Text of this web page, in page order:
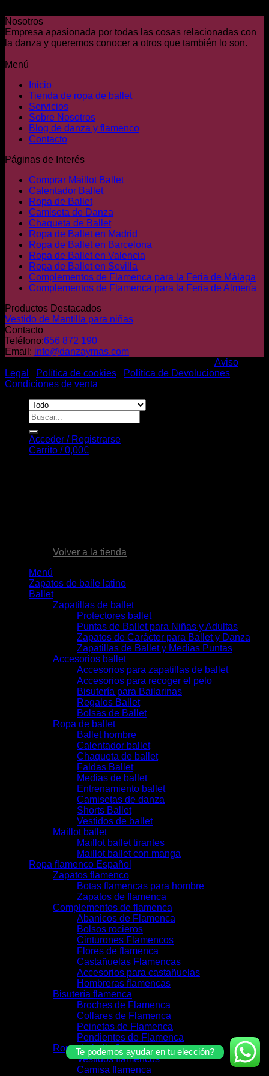
Nosotros
Empresa apasionada por todas las cosas relacionadas con
la danza y queremos conocer a otros que también lo son.
Menú
Inicio
Tienda de ropa de ballet
Servicios
Sobre Nosotros
Blog de danza y flamenco
Contacto
Páginas de Interés
Comprar Maillot Ballet
Calentador Ballet
Ropa de Ballet
Camiseta de Danza
Chaqueta de Ballet
Ropa de Ballet en Madrid
Ropa de Ballet en Barcelona
Ropa de Ballet en Valencia
Ropa de Ballet en Sevilla
Complementos de Flamenca para la Feria de Málaga
Complementos de Flamenca para la Feria de Almería
Productos Destacados
Vestido de Mantilla para niñas
Contacto
Teléfono:656 872 190
Email: info@danzaymas.com
Aviso
Legal
Política de cookies Política de Devoluciones
Condiciones de venta
Buscar
por:
Acceder / Registrarse
Carrito /0,00€
Volver a la tienda
Menú
Zapatos de baile latino
Ballet
Zapatillas de ballet
Protectores ballet
Puntas de Ballet para Niñas y Adultas
Zapatos de Carácter para Ballet y Danza
Zapatillas de Ballet y Medias Puntas
Accesorios ballet
Accesorios para zapatillas de ballet
Accesorios para recoger el pelo
Bisutería para Bailarinas
Regalos Ballet
Bolsas de Ballet
Ropa de ballet
Ballet hombre
Calentador ballet
Chaqueta de ballet
Faldas Ballet
Medias de ballet
Entrenamiento ballet
Camisetas de danza
Shorts Ballet
Vestidos de ballet
Maillot ballet
Maillot ballet tirantes
Maillot ballet con manga
Ropa flamenco Español
Zapatos flamenco
Botas flamencas para hombre
Zapatos de flamenca
Complementos de flamenca
Abanicos de Flamenca
Bolsos rocieros
Cinturones Flamencos
Flores de flamenca
Castañuelas Flamencas
Accesorios para castañuelas
Hombreras flamencas
Bisutería flamenca
Broches de Flamenca
Collares de Flamenca
Peinetas de Flamenca
Pendientes de Flamenca
Ropa de baile flamenco
Vestidos flamencos
Camisa flamenca
Te podemos ayudar en tu elección?